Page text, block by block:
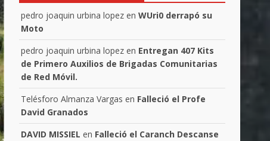
pedro joaquin urbina lopez enWUri0 derrapó su
Moto
pedro joaquin urbina lopez en Entregan 407 Kits
de Primero Auxilios de Brigadas Comunitarias
de Red Móvil.
Telésforo Almanza Vargas en Falleció el Profe
David Granados
DAVID MISSIEL en Falleció el Caranch Descanse